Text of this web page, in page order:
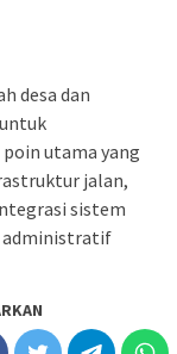
desa dan
utama yang
jalan,
sistem